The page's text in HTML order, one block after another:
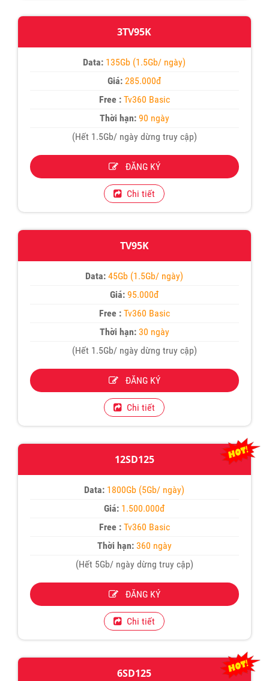
3TV95K
Data: 135Gb (1.5Gb/ ngày)
Giá:285.000đ
Free : Tv360 Basic
Thời hạn:90 ngày
(Hết 1.5Gb/ ngày dừng truy cập)
ĐĂNG KÝ
Chi tiết
TV95K
Data: 45Gb (1.5Gb/ ngày)
Giá:95.000đ
Free : Tv360 Basic
Thời hạn:30 ngày
(Hết 1.5Gb/ ngày dừng truy cập)
ĐĂNG KÝ
Chi tiết
12SD125
Data: 1800Gb (5Gb/ ngày)
Giá: 1.500.000đ
Free : Tv360 Basic
Thời hạn:360 ngày
(Hết 5Gb/ ngày dừng truy cập)
ĐĂNG KÝ
Chi tiết
6SD125